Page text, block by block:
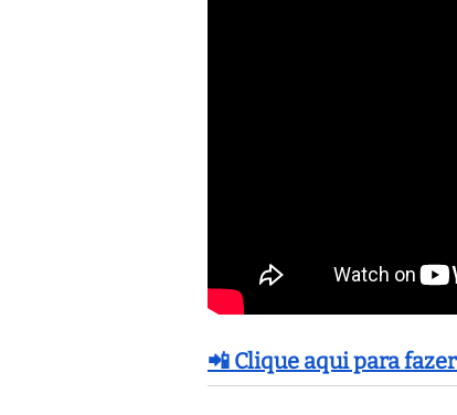
📲 Clique aqui para